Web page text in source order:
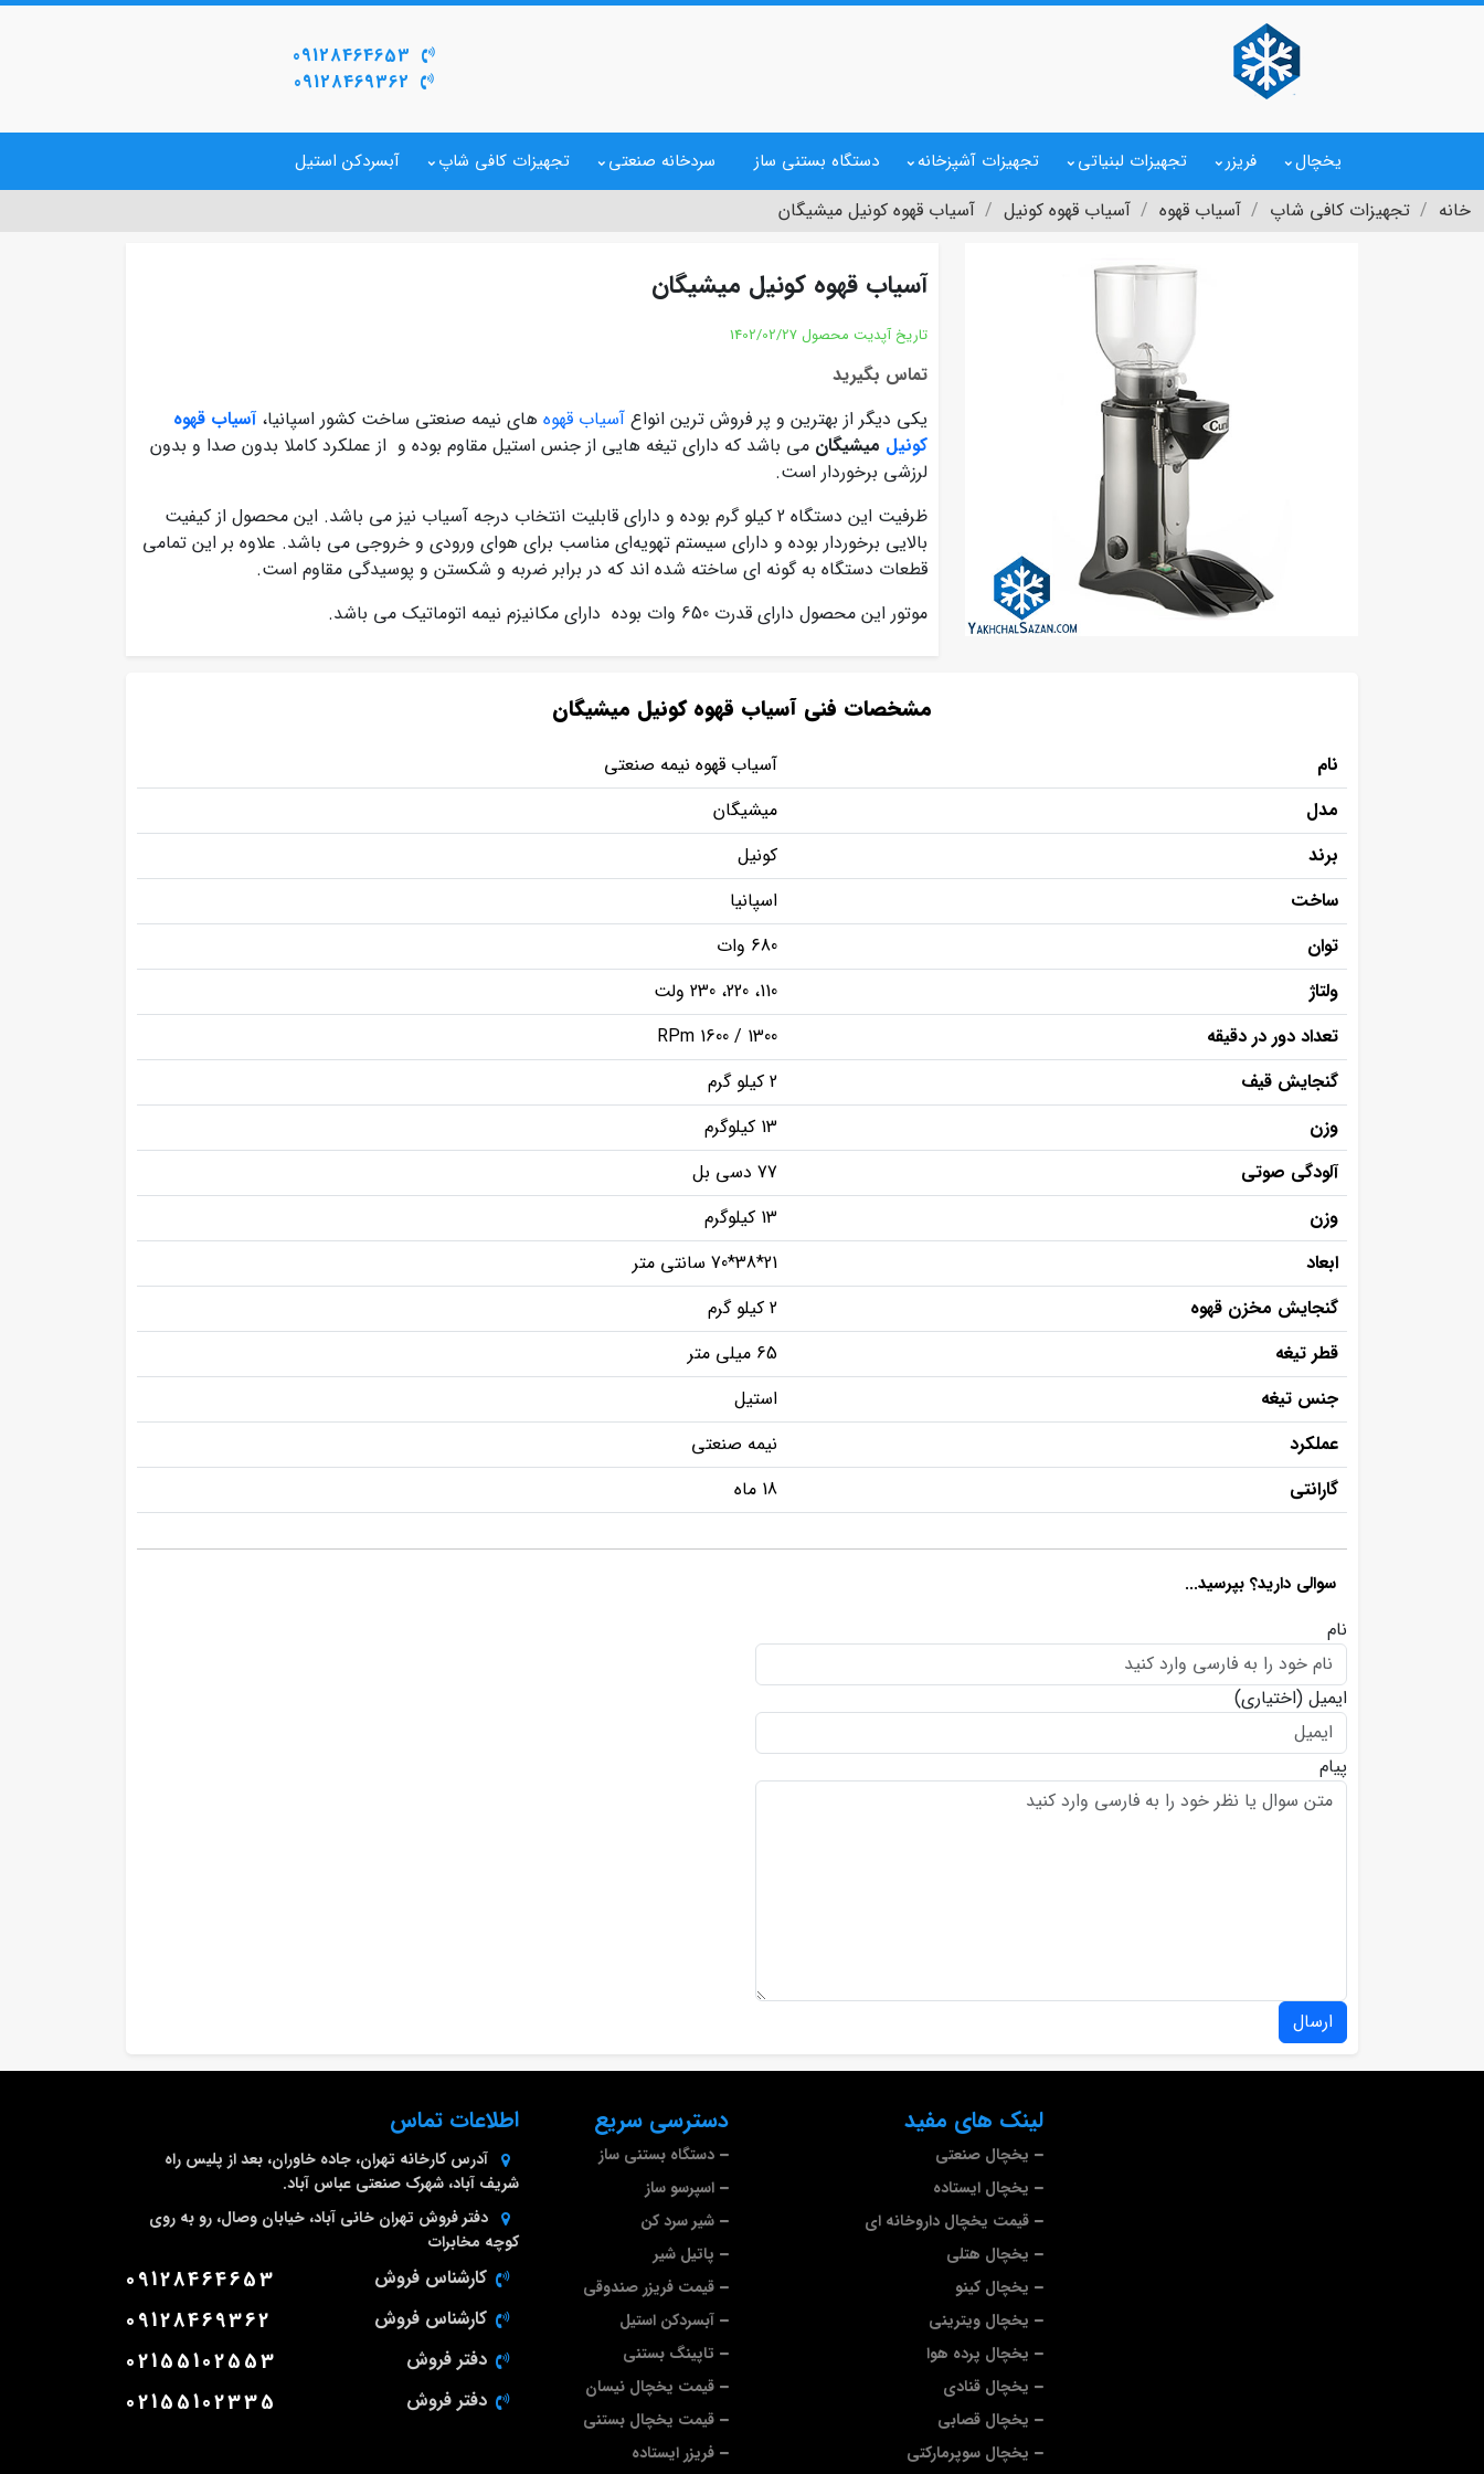
09128464653
09128469362
یخچال فریزر تجهیزات لبنیاتی تجهیزات آشپزخانه دستگاه بستنی ساز سردخانه صنعتی تجهیزات کافی شاپ آبسردکن استیل
خانه تجهیزات کافی شاپ آسیاب قهوه آسیاب قهوه کونیل آسیاب قهوه کونیل میشیگان
آسیاب قهوه کونیل میشیگان
تاریخ آپدیت محصول 1402/02/27
تماس بگیرید
یکی دیگر از بهترین و پر فروش ترین انواع آسیاب قهوه های نیمه صنعتی ساخت کشور اسپانیا،آسیاب قهوه
کونیل میشیگان می باشد که دارای تیغه هایی از جنس استیل مقاوم بوده و از عملکرد کاملا بدون صدا و بدون
لرزشی برخوردار است.
ظرفیت این دستگاه 2 کیلو گرم بوده و دارای قابلیت انتخاب درجه آسیاب نیز می باشد. این محصول از کیفیت
بالایی برخوردار بوده و دارای سیستم تهویه‌ای مناسب برای هوای ورودی و خروجی می باشد. علاوه بر این تمامی
قطعات دستگاه به گونه ای ساخته شده اند که در برابر ضربه و شکستن و پوسیدگی مقاوم است.
موتور این محصول دارای قدرت 650 وات بوده دارای مکانیزم نیمه اتوماتیک می باشد.
مشخصات فنی آسیاب قهوه کونیل میشیگان
نام
آسیاب قهوه نیمه صنعتی
مدل
میشیگان
برند
کونیل
ساخت
اسپانیا
توان
680 وات
ولتاژ
110، 220، 230 ولت
تعداد دور در دقیقه
1300 / 1600 RPm
گنجایش قیف
2 کیلو گرم
وزن
13 کیلوگرم
آلودگی صوتی
77 دسی بل
وزن
13 کیلوگرم
ابعاد
21*38*70 سانتی متر
گنجایش مخزن قهوه
2 کیلو گرم
قطر تیغه
65 میلی متر
جنس تیغه
استیل
عملکرد
نیمه صنعتی
گارانتی
18 ماه
سوالی دارید؟ بپرسید...
نام
ایمیل (اختیاری)
پیام
ارسال
لینک های مفید
یخچال صنعتی
یخچال ایستاده
قیمت یخچال داروخانه ای
یخچال هتلی
یخچال کینو
یخچال ویترینی
یخچال پرده هوا
یخچال قنادی
یخچال قصابی
یخچال سوپرمارکتی
دسترسی سریع
دستگاه بستنی ساز
اسپرسو ساز
شیر سرد کن
پاتیل شیر
قیمت فریزر صندوقی
آبسردکن استیل
تاپینگ بستنی
قیمت یخچال نیسان
قیمت یخچال بستنی
فریزر ایستاده
اطلاعات تماس
آدرس کارخانه تهران، جاده خاوران، بعد از پلیس راه
شریف آباد، شهرک صنعتی عباس آباد.
دفتر فروش تهران خانی آباد، خیابان وصال، رو به روی
کوچه مخابرات
کارشناس فروش 09128464653
کارشناس فروش 09128469362
دفتر فروش 02155102553
دفتر فروش 02155102335